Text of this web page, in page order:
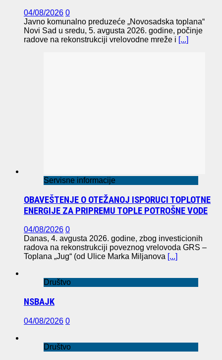
04/08/2026 0
Javno komunalno preduzeće „Novosadska toplana“
Novi Sad u sredu, 5. avgusta 2026. godine, počinje
radove na rekonstrukciji vrelovodne mreže i [...]
Servisne informacije
OBAVEŠTENJE O OTEŽANOJ ISPORUCI TOPLOTNE
ENERGIJE ZA PRIPREMU TOPLE POTROŠNE VODE
04/08/2026 0
Danas, 4. avgusta 2026. godine, zbog investicionih
radova na rekonstrukciji poveznog vrelovoda GRS –
Toplana „Jug“ (od Ulice Marka Miljanova [...]
Društvo
NSBAJK
04/08/2026 0
Društvo